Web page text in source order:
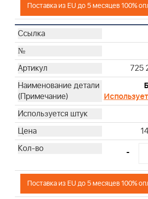
Поставка из EU до 5 месяцев 100%
725
-
Поставка из EU до 5 месяцев 100%